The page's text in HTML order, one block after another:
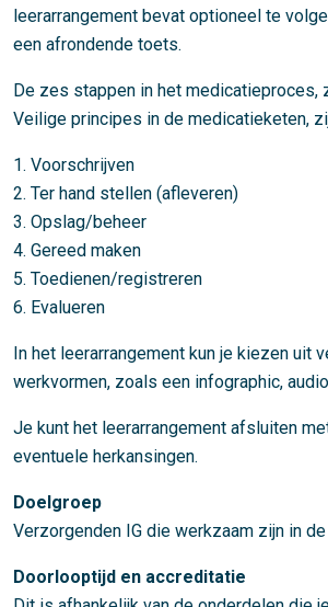
leerarrangement bevat optioneel te
een afrondende toets.
De zes stappen in het medicatieproces,
Veilige principes in de medicatieketen,
1. Voorschrijven
2. Ter hand stellen (afleveren)
3. Opslag/beheer
4. Gereed maken
5. Toedienen/registreren
6. Evalueren
In het leerarrangement kun je kiezen uit
werkvormen, zoals een infographic,
Je kunt het leerarrangement afsluiten
eventuele herkansingen.
Doelgroep
Verzorgenden IG die werkzaam zijn in
Doorlooptijd en accreditatie